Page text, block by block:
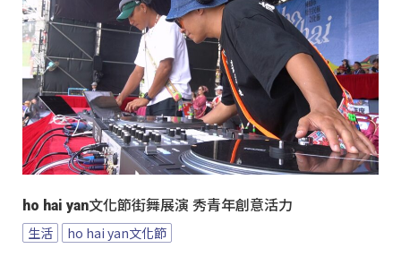
ho hai yan文化節街舞展演 秀青年創意活力
生活 ho hai yan文化節